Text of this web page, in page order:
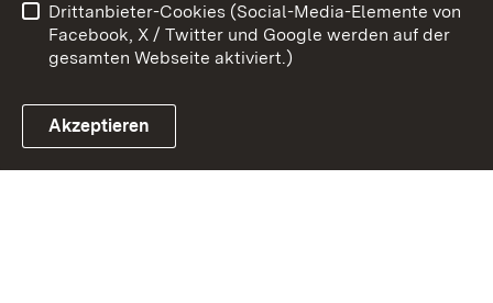
Link zum Landesportal
Impressum
Cookies
Drittanbieter-Cookies (Social-Media-Elemente von
Facebook, X / Twitter und Google werden auf der
gesamten Webseite aktiviert.)
Akzeptieren